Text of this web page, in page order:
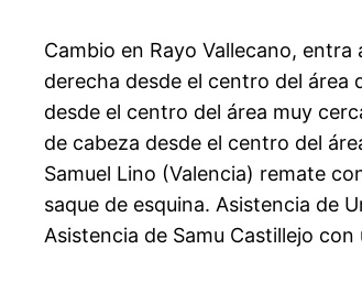
Cambio en Rayo Vallecano,
derecha desde el centro del área
desde el centro del área muy
de cabeza desde el centro del
Samuel Lino (Valencia) remate
saque de esquina. Asistencia de
Asistencia de Samu Castillejo